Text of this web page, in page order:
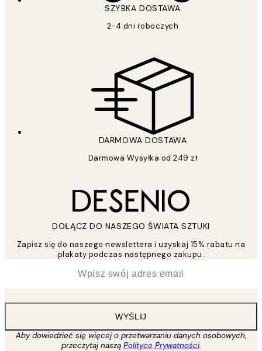
SZYBKA DOSTAWA
2-4 dni roboczych
DARMOWA DOSTAWA
Darmowa Wysyłka od 249 zł
DOŁĄCZ DO NASZEGO ŚWIATA SZTUKI
Zapisz się do naszego newslettera i uzyskaj 15% rabatu na
plakaty podczas następnego zakupu.
WYŚLIJ
Aby dowiedzieć się więcej o przetwarzaniu danych osobowych,
przeczytaj naszą Polityce Prywatności.